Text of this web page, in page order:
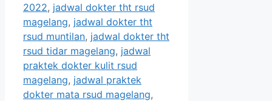
2022, jadwal dokter tht rsud
magelang, jadwal dokter tht
rsud muntilan, jadwal dokter tht
rsud tidar magelang, jadwal
praktek dokter kulit rsud
magelang, jadwal praktek
dokter mata rsud magelang,